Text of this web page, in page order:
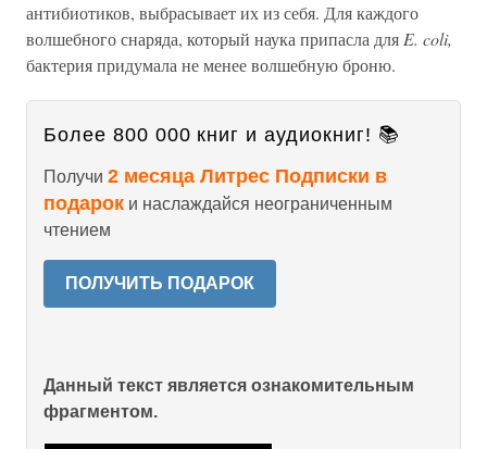
антибиотиков, выбрасывает их из себя. Для каждого
волшебного снаряда, который наука припасла для E. coli,
бактерия придумала не менее волшебную броню.
Более 800 000 книг и аудиокниг! 📚
Получи 2 месяца Литрес Подписки в
подарок и наслаждайся неограниченным
чтением
ПОЛУЧИТЬ ПОДАРОК
Данный текст является ознакомительным
фрагментом.